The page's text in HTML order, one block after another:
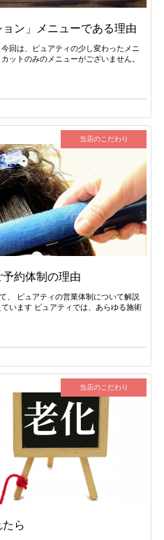
ン」メニューである理由
回は、ピュアティの少し変わったメニ
ットのみのメニューがございません。
当店のこだわり
約体制の理由
、 ピュアティの営業体制について解説
います ピュアティでは、あらゆる施術
当店のこだわり
たら